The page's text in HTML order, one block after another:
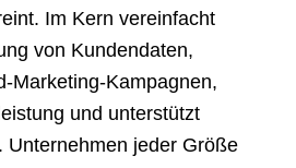
Im Kern vereinfacht
von Kundendaten,
Marketing-Kampagnen,
und unterstützt
Unternehmen jeder Größe